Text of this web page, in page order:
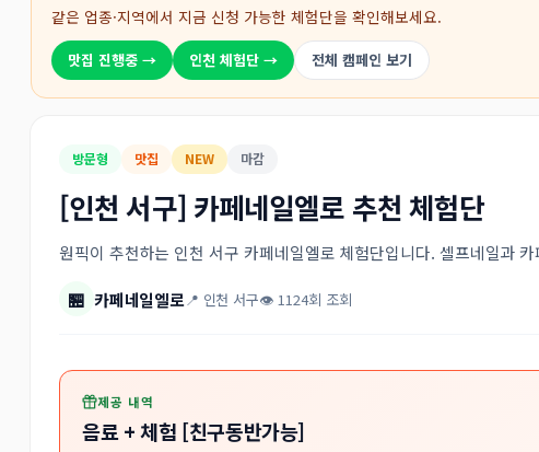
같은 업종·지역에서 지금 신청 가능한 체험단을 확인해보세요.
맛집 진행중 → 인천 체험단 → 전체 캠페인 보기
방문형 맛집 NEW 마감
[인천 서구] 카페네일엘로 추천 체험단
원픽이 추천하는 인천 서구 카페네일엘로 체험단입니다. 셀프네일과
🏪 카페네일엘로📍 인천 서구👁 1124회 조회
제공 내역
음료 + 체험 [친구동반가능]